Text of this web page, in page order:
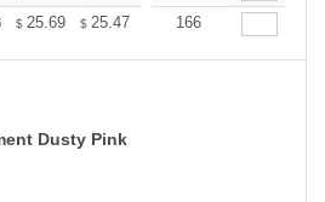
$ 25.69 $ 25.47 25.03
166
Dusty Pink